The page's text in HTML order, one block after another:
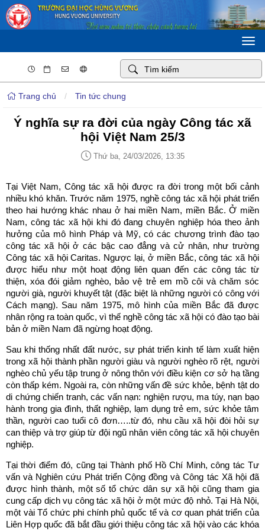
Trang chủ / Tin tức chung
Ý nghĩa sự ra đời của ngày Công tác xã
hội Việt Nam 25/3
Thứ ba, 24/03/2026, 13:35
Tại Việt Nam, Công tác xã hội được ra đời trong một bối cảnh
nhiều khó khăn. Trước năm 1975, nghề công tác xã hội phát triển
theo hai hướng khác nhau ở hai miền Nam, miền Bắc. Ở miền
Nam, công tác xã hội khi đó đang chuyên nghiệp hóa theo ảnh
hưởng của mô hình Pháp và Mỹ, có các chương trình đào tạo
công tác xã hội ở các bậc cao đẳng và cử nhân, như trường
Công tác xã hội Caritas. Ngược lại, ở miền Bắc, công tác xã hội
được hiểu như một hoạt động liên quan đến các công tác từ
thiện, xóa đói giảm nghèo, bảo vệ trẻ em mồ côi và chăm sóc
người già, người khuyết tật (đặc biệt là những người có công với
Cách mạng). Sau năm 1975, mô hình của miền Bắc đã được
nhân rộng ra toàn quốc, vì thế nghề công tác xã hội có đào tạo bài
bản ở miền Nam đã ngừng hoạt động.
Sau khi thống nhất đất nước, sự phát triển kinh tế làm xuất hiện
trong xã hội thành phần người giàu và người nghèo rõ rệt, người
nghèo chủ yếu tập trung ở nông thôn với điều kiện cơ sở hạ tầng
còn thấp kém. Ngoài ra, còn những vấn đề sức khỏe, bệnh tật do
di chứng chiến tranh, các vấn nạn: nghiện rượu, ma túy, nạn bạo
hành trong gia đình, thất nghiệp, lạm dụng trẻ em, sức khỏe tâm
thần, người cao tuổi cô đơn…..từ đó, nhu cầu xã hội đòi hỏi sự
can thiệp và trợ giúp từ đội ngũ nhân viên công tác xã hội chuyên
nghiệp.
Tại thời điểm đó, cũng tại Thành phố Hồ Chí Minh, công tác Tư
vấn và Nghiên cứu Phát triển Cộng đồng và Công tác Xã hội đã
được hình thành, một số tổ chức dân sự xã hội cũng tham gia
cung cấp dịch vụ công tác xã hội ở một mức độ nhỏ. Tại Hà Nội,
một vài Tổ chức phi chính phủ quốc tế và cơ quan phát triển của
Liên Hợp quốc đã bắt đầu giới thiệu công tác xã hội vào các khóa